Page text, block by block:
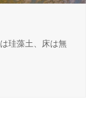
珪藻土、床は無